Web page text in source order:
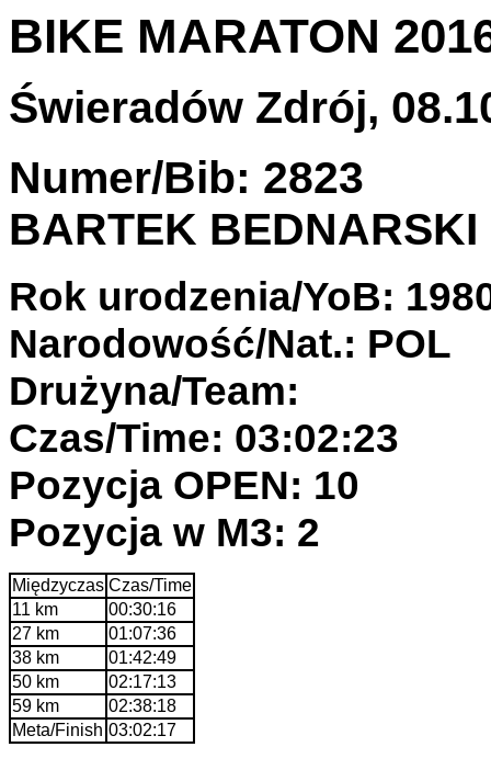
BIKE MARATON
Świeradów Zdrój,
Numer/Bib: 2823
BARTEK BEDNARSKI
Rok urodzenia/YoB:
Narodowość/Nat.: POL
Drużyna/Team:
Czas/Time: 03:02:23
Pozycja OPEN: 10
Pozycja w M3: 2
Międzyczas Czas/Time
11 km
00:30:16
27 km
01:07:36
38 km
01:42:49
50 km
02:17:13
59 km
02:38:18
Meta/Finish 03:02:17